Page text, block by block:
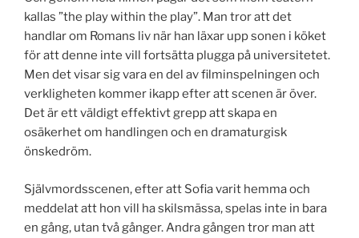
kallas ”the play within the play”. Man tror att det
handlar om Romans liv när han läxar upp sonen i köket
för att denne inte vill fortsätta plugga på universitetet.
Men det visar sig vara en del av filminspelningen och
verkligheten kommer ikapp efter att scenen är över.
Det är ett väldigt effektivt grepp att skapa en
osäkerhet om handlingen och en dramaturgisk
önskedröm.
Självmordsscenen, efter att Sofia varit hemma och
meddelat att hon vill ha skilsmässa, spelas inte in bara
en gång, utan två gånger. Andra gången tror man att